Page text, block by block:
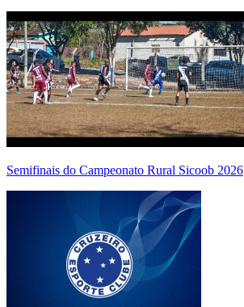
Semifinais do Campeonato Rural Sicoob 2026